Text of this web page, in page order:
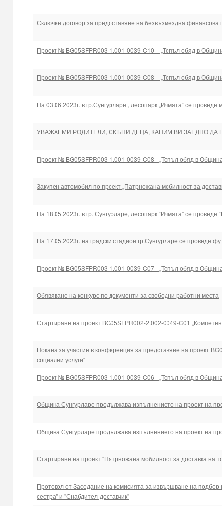
Сключен договор за предоставяне на безвъзмездна
Проект № BG05SFPR003-1.001-0039-C10 – „Топъл обяд в
Проект № BG05SFPR003-1.001-0039-C08 – „Топъл обяд в
На 03.06.2023г. в гр.Сунгурларе , лесопарк „Ичмята“ се
УВАЖАЕМИ РОДИТЕЛИ, СКЪПИ ДЕЦА, КАНИМ ВИ ЗАЕДНО
Проект № BG05SFPR003-1.001-0039-C08– „Топъл обяд в
Закупен автомобил по проект „Патрножана мобилност за
На 18.05.2023г. в гр. Сунгурларе, лесопарк “Ичмята” се проведе
На 17.05.2023г. на градски стадион гр.Сунгурларе се проведе
Проект № BG05SFPR003-1.001-0039-C07– „Топъл обяд в
Обявяване на конкурс по документи за свободни работни места
Стартиране на проект BG05SFPR002-2.002-0049-C01
Покана за участие в конференция за представяне на проект
социални услуги“
Проект № BG05SFPR003-1.001-0039-C06– „Топъл обяд в
Община Сунгурларе продължава изпълнението на проект на
Община Сунгурларе продължава изпълнението на проект на
Стартиране на проект "Патрножана мобилност за доставка на
Протокол от Заседание на комисията за извършване на
сестра" и "Снабдител-доставчик"